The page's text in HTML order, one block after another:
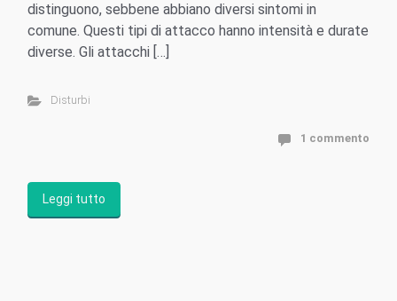
distinguono, sebbene abbiano diversi sintomi in
comune. Questi tipi di attacco hanno intensità e durate
diverse. Gli attacchi […]
Disturbi
1 commento
Leggi tutto